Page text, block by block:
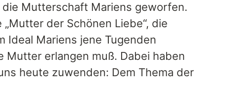
Mutterschaft Mariens geworfen.
der Schönen Liebe“, die
Ideal Mariens jene Tugenden
erlangen muß. Dabei haben
heute zuwenden: Dem Thema der